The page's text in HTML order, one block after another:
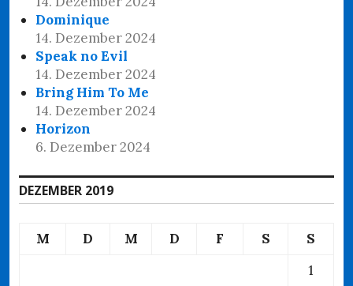
Dominique
14. Dezember 2024
Speak no Evil
14. Dezember 2024
Bring Him To Me
14. Dezember 2024
Horizon
6. Dezember 2024
DEZEMBER 2019
M D M D F S
S
1